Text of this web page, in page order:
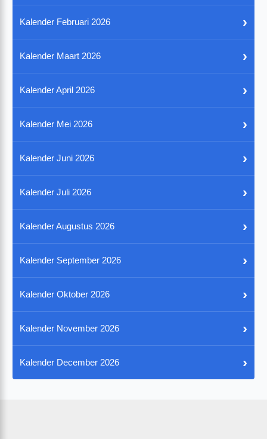
Kalender Februari 2026 ›
Kalender Maart 2026 ›
Kalender April 2026 ›
Kalender Mei 2026 ›
Kalender Juni 2026 ›
Kalender Juli 2026 ›
Kalender Augustus 2026 ›
Kalender September 2026 ›
Kalender Oktober 2026 ›
Kalender November 2026 ›
Kalender December 2026 ›